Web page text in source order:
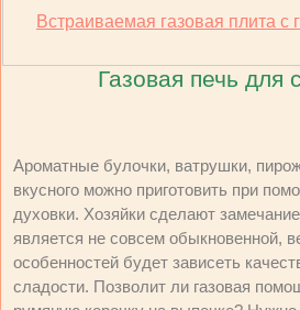
Встраиваемая газовая плита с
Газовая печь для
Ароматные булочки, ватрушки,
вкусного можно приготовить при
духовки. Хозяйки сделают
является не совсем обыкновенной,
особенностей будет зависеть
сладости. Позволит ли газовая